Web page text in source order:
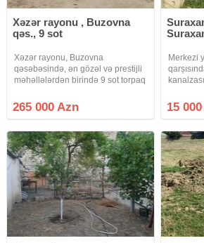
Xəzər rayonu , Buzovna
qəs., 9 sot
Xəzər rayonu, Buzovna
qəsəbəsində, ən gözəl və prestijli
məhəllələrdən birində 9 sot torpaq
çıxarışı (kupçası) var. Ölçüsü
36×25 metrdir və fərdi yaşayış evi
265 000 Azn
Merkezi
15